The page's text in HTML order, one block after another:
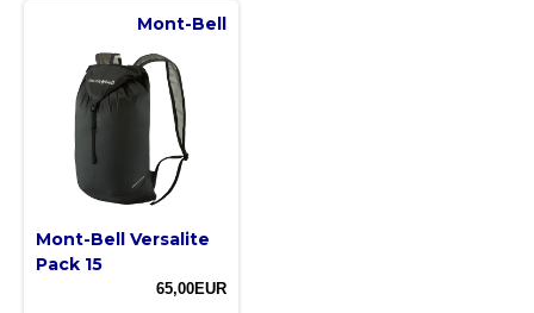
Mont-Bell
Mont-Bell Versalite
Pack 15
65,00EUR